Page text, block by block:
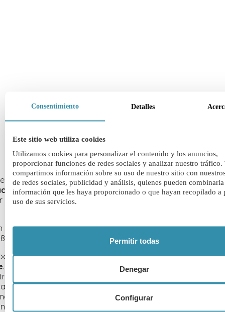
ofrecen todas las etapas educativas desde primaria
. Estos colegios, suelen ser a menudo bastante
divididos en dos zonas, uno específico para primaria y
sería uncolegio exclusivamente de secundaria. La
años, pero también los hay que empiezan a los 13 años.
optar por uncolegio que se centre en la etapa de
. Esta etapa se conoce como Sixth form en Inglaterra por
se denominan Sixth Form Colleges. La gran diferencia
de alumnos mayores (16-18 años) se espera un
del alumno ya que gozan de algo más de libertad
límites y controlada por el centro.
Consentimiento Detalles
Este sitio web utiliza cookies
Utilizamos cookies para personalizar el contenido y los anuncios,
proporcionar funciones de redes sociales y analizar nuestro tráfico.
compartimos información sobre su uso de nuestro sitio con
de redes sociales, publicidad y análisis, quienes pueden
información que les haya proporcionado o que hayan recopilado a
uso de sus servicios.
Configurar
Denegar
Permitir todas